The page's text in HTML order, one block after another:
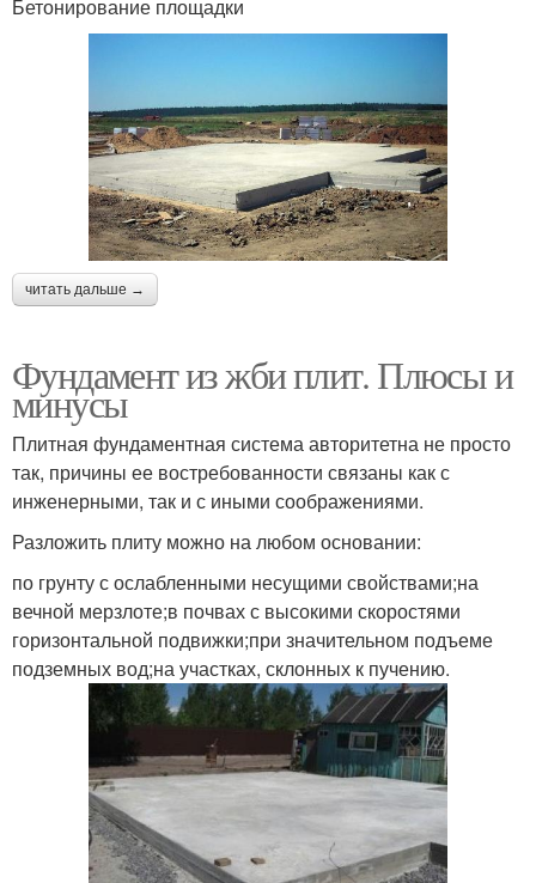
Бетонирование площадки
читать дальше →
Фундамент из жби плит. Плюсы и
минусы
Плитная фундаментная система авторитетна не просто
так, причины ее востребованности связаны как с
инженерными, так и с иными соображениями.
Разложить плиту можно на любом основании:
по грунту с ослабленными несущими свойствами;на
вечной мерзлоте;в почвах с высокими скоростями
горизонтальной подвижки;при значительном подъеме
подземных вод;на участках, склонных к пучению.